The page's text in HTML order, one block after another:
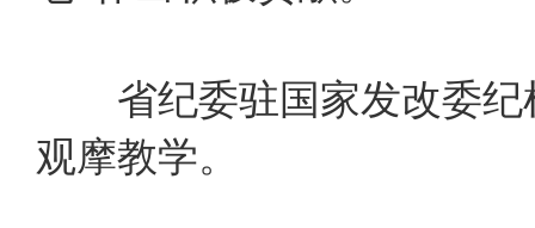
省纪委驻国家发改委纪
观摩教学。